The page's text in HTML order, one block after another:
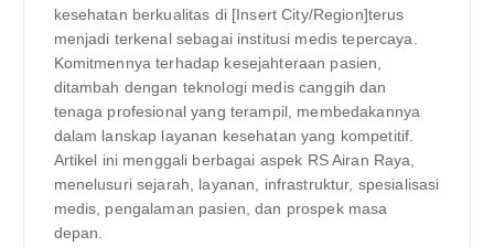
kesehatan berkualitas di [Insert City/Region]terus
menjadi terkenal sebagai institusi medis tepercaya.
Komitmennya terhadap kesejahteraan pasien,
ditambah dengan teknologi medis canggih dan
tenaga profesional yang terampil, membedakannya
dalam lanskap layanan kesehatan yang kompetitif.
Artikel ini menggali berbagai aspek RS Airan Raya,
menelusuri sejarah, layanan, infrastruktur, spesialisasi
medis, pengalaman pasien, dan prospek masa
depan.